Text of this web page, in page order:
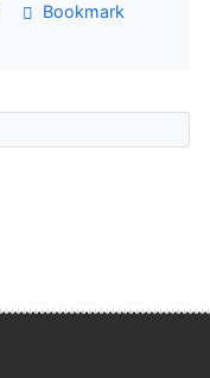
Bookmark